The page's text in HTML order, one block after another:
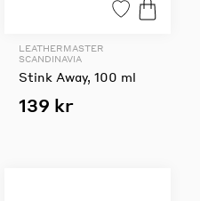
LEATHERMASTER
SCANDINAVIA
Stink Away, 100 ml
139 kr